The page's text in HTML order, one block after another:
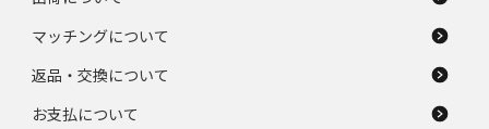
マッチングについて
返品・交換について
お支払について